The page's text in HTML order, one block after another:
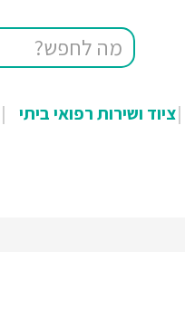
ציוד ושירות רפואי ביתי